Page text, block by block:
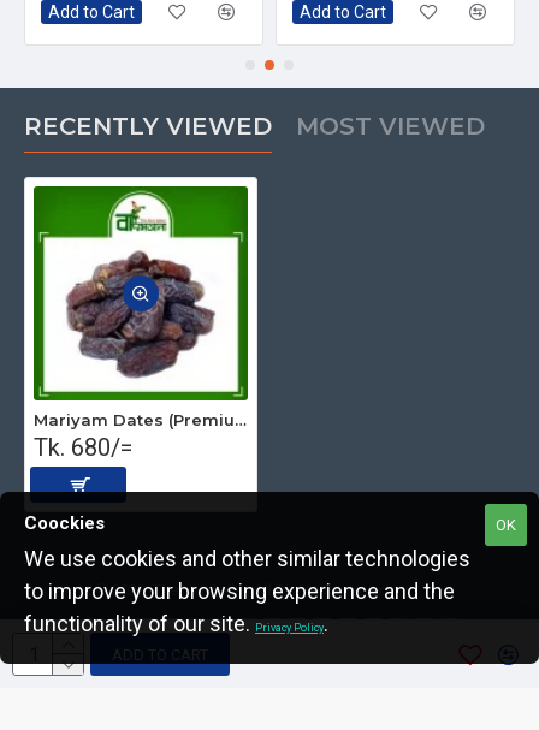
ADD TO CART
Add to Cart Add to Cart
RECENTLY VIEWED MOST VIEWED
Mariyam Dates (Premium) 500 gm
Tk. 680/=
Copyright © 2022, The Nut Seller, All Rights Reserved.
OK
Coockies
We use cookies and other similar technologies
to improve your browsing experience and the
functionality of our site. Privacy Policy.